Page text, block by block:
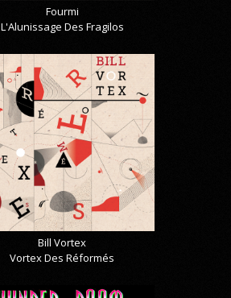
Fourmi
L'Alunissage Des Fragilos
Bill Vortex
Vortex Des Réformés